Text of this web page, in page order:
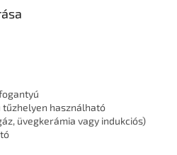
tűzhelyen használható
üvegkerámia vagy indukciós)